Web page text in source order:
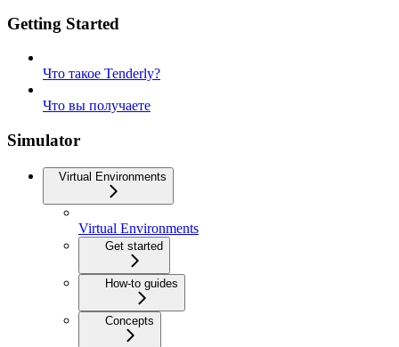
Getting Started
Что такое Tenderly?
Что вы получаете
Simulator
Virtual Environments
Virtual Environments
Get started
How-to guides
Concepts